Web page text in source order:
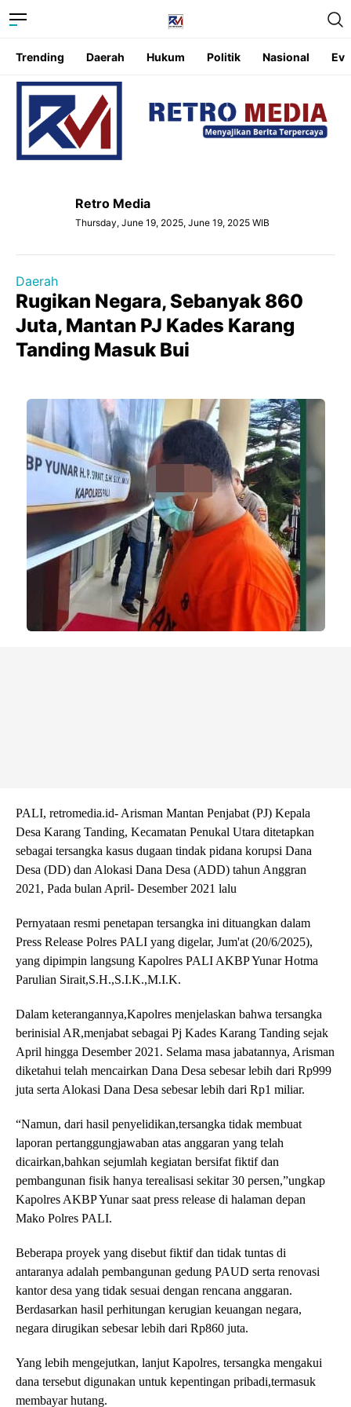
Trending Daerah Hukum Politik Nasional
Retro Media
Thursday, June 19, 2025, June 19, 2025 WIB
Daerah
Rugikan Negara, Sebanyak 860
Juta, Mantan PJ Kades Karang
Tanding Masuk Bui
PALI, retromedia.id- Arisman Mantan Penjabat (PJ) Kepala
Desa Karang Tanding, Kecamatan Penukal Utara ditetapkan
sebagai tersangka kasus dugaan tindak pidana korupsi Dana
Desa (DD) dan Alokasi Dana Desa (ADD) tahun Anggran
2021, Pada bulan April- Desember 2021 lalu
Pernyataan resmi penetapan tersangka ini dituangkan dalam
Press Release Polres PALI yang digelar, Jum'at (20/6/2025),
yang dipimpin langsung Kapolres PALI AKBP Yunar Hotma
Parulian Sirait,S.H.,S.I.K.,M.I.K.
Dalam keterangannya,Kapolres menjelaskan bahwa tersangka
berinisial AR,menjabat sebagai Pj Kades Karang Tanding sejak
April hingga Desember 2021. Selama masa jabatannya, Arisman
diketahui telah mencairkan Dana Desa sebesar lebih dari Rp999
juta serta Alokasi Dana Desa sebesar lebih dari Rp1 miliar.
“Namun, dari hasil penyelidikan,tersangka tidak membuat
laporan pertanggungjawaban atas anggaran yang telah
dicairkan,bahkan sejumlah kegiatan bersifat fiktif dan
pembangunan fisik hanya terealisasi sekitar 30 persen,”ungkap
Kapolres AKBP Yunar saat press release di halaman depan
Mako Polres PALI.
Beberapa proyek yang disebut fiktif dan tidak tuntas di
antaranya adalah pembangunan gedung PAUD serta renovasi
kantor desa yang tidak sesuai dengan rencana anggaran.
Berdasarkan hasil perhitungan kerugian keuangan negara,
negara dirugikan sebesar lebih dari Rp860 juta.
Yang lebih mengejutkan, lanjut Kapolres, tersangka mengakui
dana tersebut digunakan untuk kepentingan pribadi,termasuk
membayar hutang.